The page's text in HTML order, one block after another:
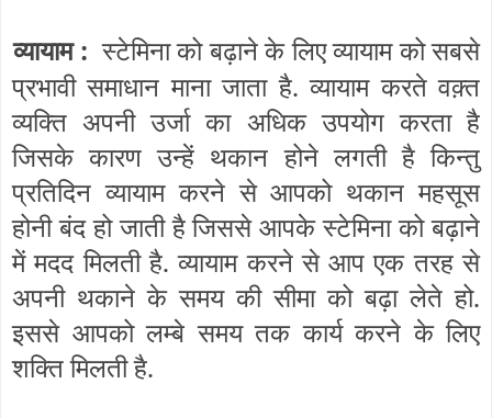
व्यायाम : स्टेमिना को बढ़ाने के लिए व्यायाम को सबसे
प्रभावी समाधान माना जाता है. व्यायाम करते वक़्त
व्यक्ति अपनी उर्जा का अधिक उपयोग करता है
जिसके कारण उन्हें थकान होने लगती है किन्तु
प्रतिदिन व्यायाम करने से आपको थकान महसूस
होनी बंद हो जाती है जिससे आपके स्टेमिना को बढ़ाने
में मदद मिलती है. व्यायाम करने से आप एक तरह से
अपनी थकाने के समय की सीमा को बढ़ा लेते हो.
इससे आपको लम्बे समय तक कार्य करने के लिए
शक्ति मिलती है.